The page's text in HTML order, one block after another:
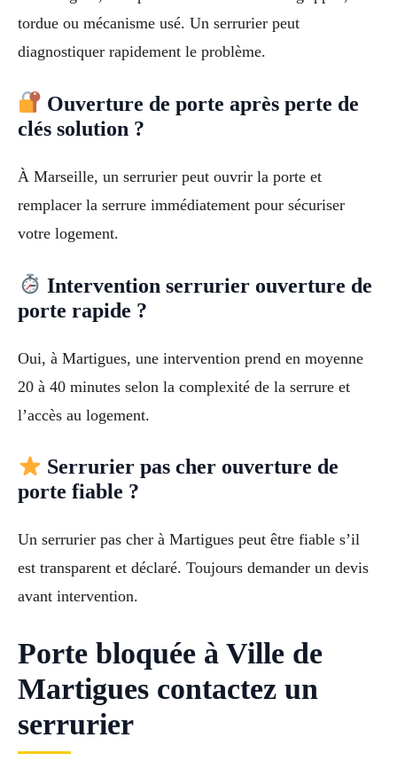
tordue ou mécanisme usé. Un serrurier peut
diagnostiquer rapidement le problème.
Ouverture de porte après perte de
clés solution ?
À Marseille, un serrurier peut ouvrir la porte et
remplacer la serrure immédiatement pour sécuriser
votre logement.
Intervention serrurier ouverture de
porte rapide ?
Oui, à Martigues, une intervention prend en moyenne
20 à 40 minutes selon la complexité de la serrure et
l’accès au logement.
Serrurier pas cher ouverture de
porte fiable ?
Un serrurier pas cher à Martigues peut être fiable s’il
est transparent et déclaré. Toujours demander un devis
avant intervention.
Porte bloquée à Ville de
Martigues contactez un
serrurier